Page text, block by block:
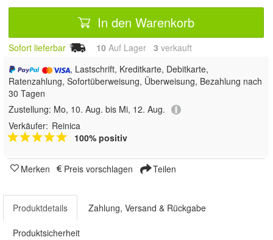
In den Warenkorb
Sofort lieferbar 10 Auf Lager 3 verkauft
, Lastschrift, Kreditkarte, Debitkarte,
Ratenzahlung, Sofortüberweisung, Überweisung, Bezahlung nach
30 Tagen
Zustellung: Mo, 10. Aug. bis Mi, 12. Aug.
Verkäufer: Reinica
100% positiv
Merken Preis vorschlagen Teilen
Produktdetails Zahlung, Versand & Rückgabe
Produktsicherheit